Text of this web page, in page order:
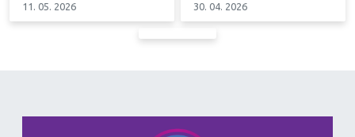
11. 05. 2026 30. 04. 2026